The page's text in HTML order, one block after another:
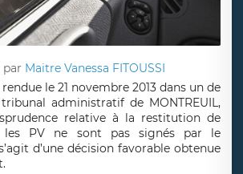
par Maitre Vanessa FITOUSSI
le 21 novembre 2013 dans un de
administratif de MONTREUIL,
relative à la restitution de
les PV ne sont pas signés par le
d’une décision favorable obtenue